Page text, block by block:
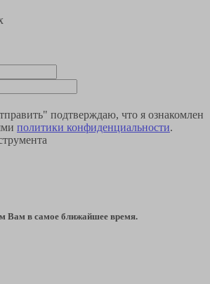
подтверждаю, что я ознакомлен
политики конфиденциальности.
Вам в самое ближайшее время.